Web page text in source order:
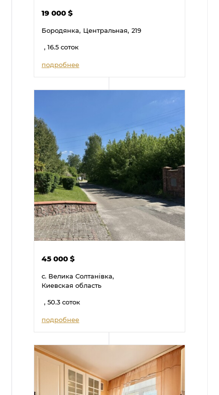
19 000$
Бородянка, Центральная, 219
, 16.5 соток
подробнее
45 000$
с. Велика Солтанівка,
Киевская область
, 50.3 соток
подробнее